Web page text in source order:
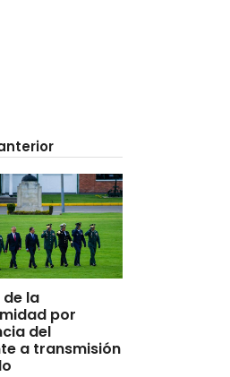
de la
por
del
a transmisión